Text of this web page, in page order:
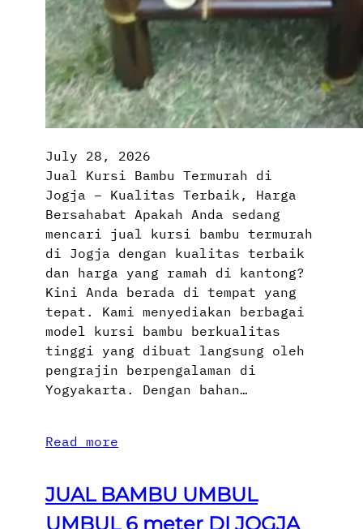
July 28, 2026
Jual Kursi Bambu Termurah di
Jogja – Kualitas Terbaik, Harga
Bersahabat Apakah Anda sedang
mencari jual kursi bambu termurah
di Jogja dengan kualitas terbaik
dan harga yang ramah di kantong?
Kini Anda berada di tempat yang
tepat. Kami menyediakan berbagai
model kursi bambu berkualitas
tinggi yang dibuat langsung oleh
pengrajin berpengalaman di
Yogyakarta. Dengan bahan…
Read more
JUAL BAMBU UMBUL
UMBUL 6 meter DI JOGJA